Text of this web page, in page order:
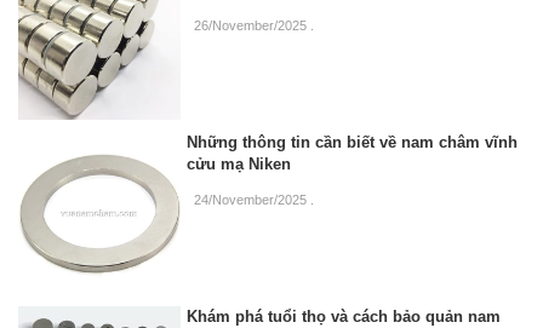
26/November/2025
Những thông tin cần biết về nam châm vĩnh
cửu mạ Niken
24/November/2025
Khám phá tuổi thọ và cách bảo quản nam